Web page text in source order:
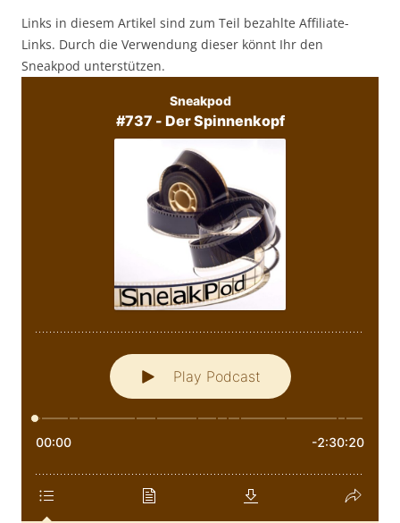
Links in diesem Artikel sind zum Teil bezahlte Affiliate-
Links. Durch die Verwendung dieser könnt Ihr den
Sneakpod unterstützen.